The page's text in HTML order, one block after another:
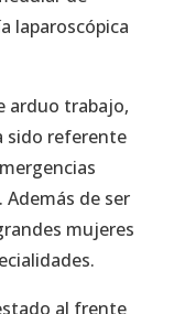
laparoscópica
arduo trabajo,
sido referente
de ser
mujeres
al frente